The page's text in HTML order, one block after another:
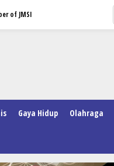
of JMSI
Gaya Hidup Olahraga